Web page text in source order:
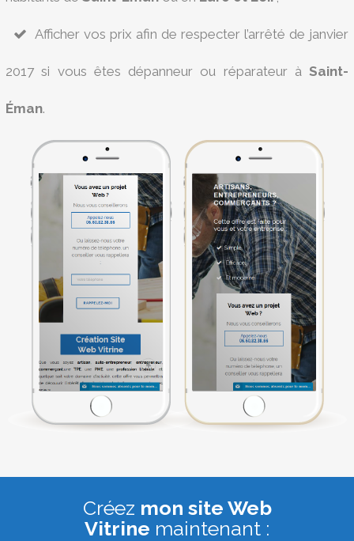
Afficher vos prix afin de respecter l’arrêté de janvier
2017 si vous êtes dépanneur ou réparateur à Saint-
Éman.
Créez mon site Web
Vitrine maintenant :